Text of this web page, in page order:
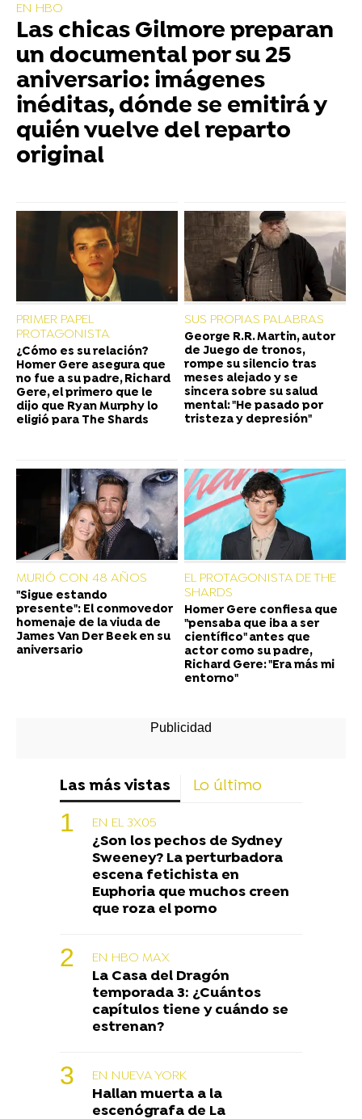
EN HBO
Las chicas Gilmore preparan
un documental por su 25
aniversario: imágenes
inéditas, dónde se emitirá y
quién vuelve del reparto
original
PRIMER PAPEL
PROTAGONISTA
¿Cómo es su relación?
Homer Gere asegura que
no fue a su padre, Richard
Gere, el primero que le
dijo que Ryan Murphy lo
eligió para The Shards
SUS PROPIAS PALABRAS
George R.R. Martin, autor
de Juego de tronos,
rompe su silencio tras
meses alejado y se
sincera sobre su salud
mental: "He pasado por
tristeza y depresión"
MURIÓ CON 48 AÑOS
"Sigue estando
presente": El conmovedor
homenaje de la viuda de
James Van Der Beek en su
aniversario
EL PROTAGONISTA DE THE
SHARDS
Homer Gere confiesa que
"pensaba que iba a ser
científico" antes que
actor como su padre,
Richard Gere: "Era más mi
entorno"
Las más vistas Lo último
EN EL 3X05
¿Son los pechos de Sydney
Sweeney? La perturbadora
escena fetichista en
Euphoria que muchos creen
que roza el porno
EN HBO MAX
La Casa del Dragón
temporada 3: ¿Cuántos
capítulos tiene y cuándo se
estrenan?
EN NUEVA YORK
Hallan muerta a la
escenógrafa de La